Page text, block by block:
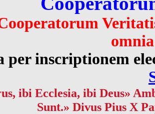
per inscriptionem
ibi Ecclesia, ibi Deus»
Sunt.» Divus Pius X